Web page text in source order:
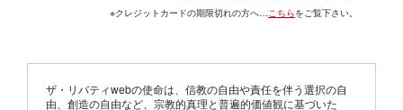
※クレジットカードの期限切れの方へ…こちらをご覧下さい。
ザ・リバティwebの使命は、信教の自由や責任を伴う選択の自
由、創造の自由など、宗教的真理と普遍的価値観に基づいた